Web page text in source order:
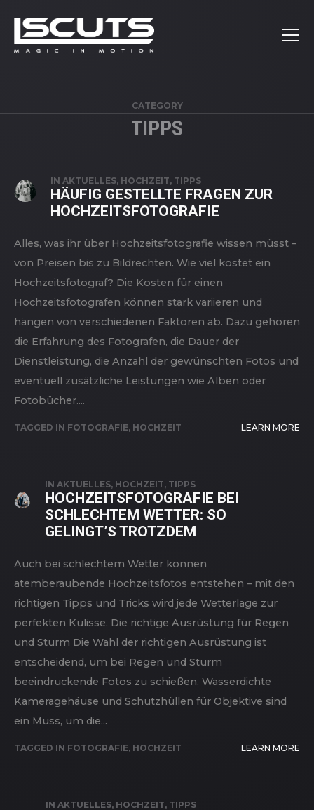
CATEGORY
TIPPS
IN AKTUELLES, HOCHZEIT, TIPPS
HÄUFIG GESTELLTE FRAGEN ZUR
HOCHZEITSFOTOGRAFIE
Alles, was ihr über Hochzeitsfotografie wissen müsst –
von Preisen bis zu Bildrechten. Wie viel kostet ein
Hochzeitsfotograf? Die Kosten für einen
Hochzeitsfotografen können stark variieren und
hängen von verschiedenen Faktoren ab. Dazu gehören
die Erfahrung des Fotografen, die Dauer der
Dienstleistung, die Anzahl der gewünschten Fotos und
eventuell zusätzliche Leistungen wie Alben oder
Fotobücher....
TAGGED IN FOTOGRAFIE, HOCHZEIT LEARN MORE
IN AKTUELLES, HOCHZEIT, TIPPS
HOCHZEITSFOTOGRAFIE BEI
SCHLECHTEM WETTER: SO
GELINGT’S TROTZDEM
Auch bei schlechtem Wetter können
atemberaubende Hochzeitsfotos entstehen – mit den
richtigen Tipps und Tricks wird jede Wetterlage zur
perfekten Kulisse. Die richtige Ausrüstung für Regen
und Sturm Die Wahl der richtigen Ausrüstung ist
entscheidend, um bei Regen und Sturm
beeindruckende Fotos zu schießen. Wasserdichte
Kameragehäuse und Schutzhüllen für Objektive sind
ein Muss, um die...
TAGGED IN FOTOGRAFIE, HOCHZEIT LEARN MORE
INAKTUELLES, HOCHZEIT, TIPPS